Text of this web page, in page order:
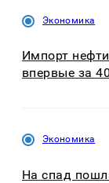
Экономика
Импорт
впервые за
Экономика
На спад